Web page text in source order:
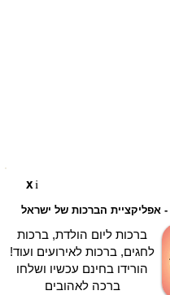
Xi
- אפליקציית הברכות של ישראל
ברכות ליום הולדת, ברכות
לחגים, ברכות לאירועים ועוד!
הורידו בחינם עכשיו ושלחו
ברכה לאהובים